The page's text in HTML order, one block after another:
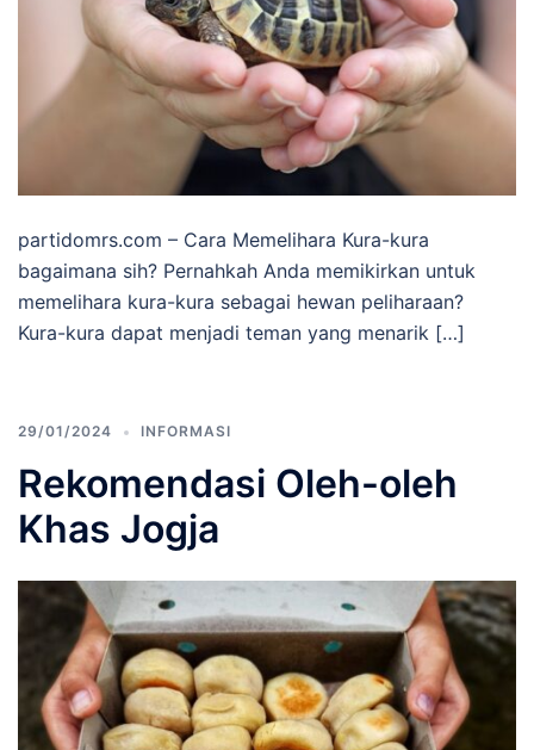
partidomrs.com – Cara Memelihara Kura-kura
bagaimana sih? Pernahkah Anda memikirkan untuk
memelihara kura-kura sebagai hewan peliharaan?
Kura-kura dapat menjadi teman yang menarik […]
29/01/2024 INFORMASI
Rekomendasi Oleh-oleh
Khas Jogja